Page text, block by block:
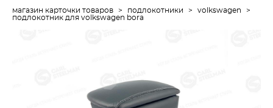
магазин карточки товаров > подлокотники > volkswagen
>
подлокотник для volkswagen bora